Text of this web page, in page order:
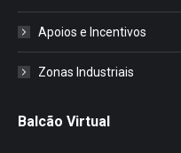
Apoios e Incentivos
Zonas Industriais
Balcão Virtual